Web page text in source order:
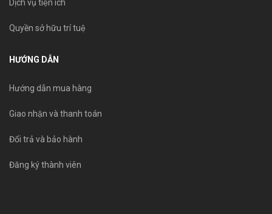
Dịch vụ tiện ích
Quyền sở hữu trí tuệ
HƯỚNG DẪN
Hướng dẫn mua hàng
Giao nhận và thanh toán
Đổi trả và bảo hành
Đăng ký thành viên